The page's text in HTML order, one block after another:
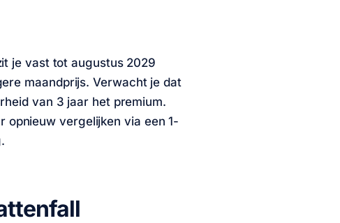
je vast tot augustus 2029
maandprijs. Verwacht je dat
van 3 jaar het premium.
opnieuw vergelijken via een 1-